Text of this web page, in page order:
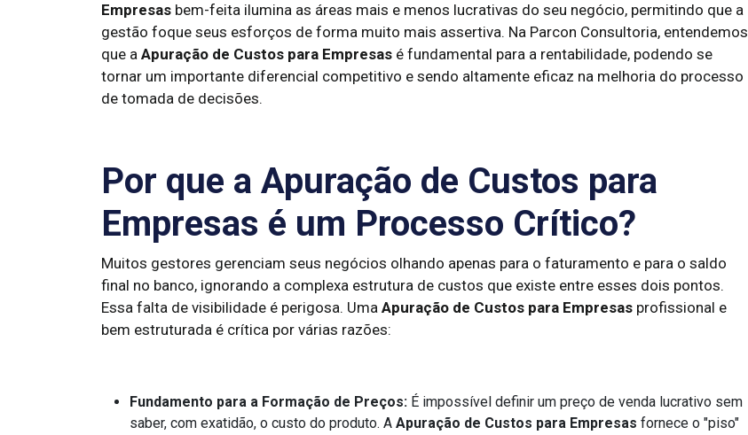
Empresas bem-feita ilumina as áreas mais e menos lucrativas do seu negócio, permitindo que a
gestão foque seus esforços de forma muito mais assertiva. Na Parcon Consultoria, entendemos
que a Apuração de Custos para Empresas é fundamental para a rentabilidade, podendo se
tornar um importante diferencial competitivo e sendo altamente eficaz na melhoria do processo
de tomada de decisões.
Por que a Apuração de Custos para
Empresas é um Processo Crítico?
Muitos gestores gerenciam seus negócios olhando apenas para o faturamento e para o saldo
final no banco, ignorando a complexa estrutura de custos que existe entre esses dois pontos.
Essa falta de visibilidade é perigosa. Uma Apuração de Custos para Empresas profissional e
bem estruturada é crítica por várias razões:
Fundamento para a Formação de Preços: É impossível definir um preço de venda lucrativo sem
saber, com exatidão, o custo do produto. A Apuração de Custos para Empresas fornece o "piso"